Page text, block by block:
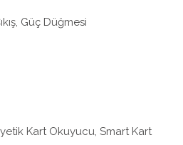
Güç Düğmesi
Kart Okuyucu, Smart Kart